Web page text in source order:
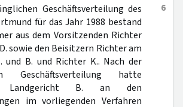
6
Geschäftsverteilung des
für das Jahr 1988 bestand
aus dem Vorsitzenden Richter
sowie den Beisitzern Richter am
und B. und Richter K.. Nach der
Geschäftsverteilung hatte
Landgericht B. an den
im vorliegenden Verfahren